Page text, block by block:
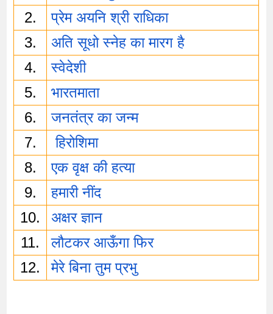
2.
प्रेम अयनि श्री राधिका
3.
अति सूधो स्नेह का मारग है
4.
स्वेदेशी
5.
भारतमाता
6.
जनतंत्र का जन्म
7.
हिरोशिमा
8.
एक वृक्ष की हत्या
9.
हमारी नींद
10.
अक्षर ज्ञान
11.
लौटकर आऊँगा फिर
12.
मेरे बिना तुम प्रभु